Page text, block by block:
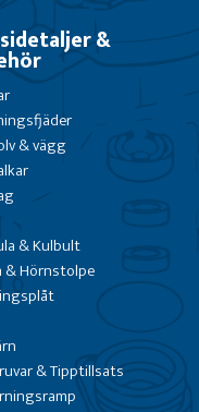
&
& vägg
& Kulbult
& Hörnstolpe
& Tipptillsats